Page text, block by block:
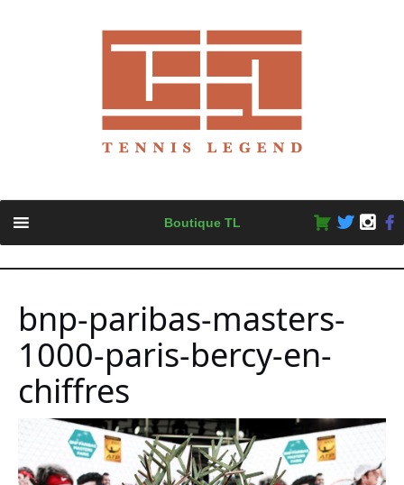
content
Boutique TL
bnp-paribas-masters-
1000-paris-bercy-en-
chiffres